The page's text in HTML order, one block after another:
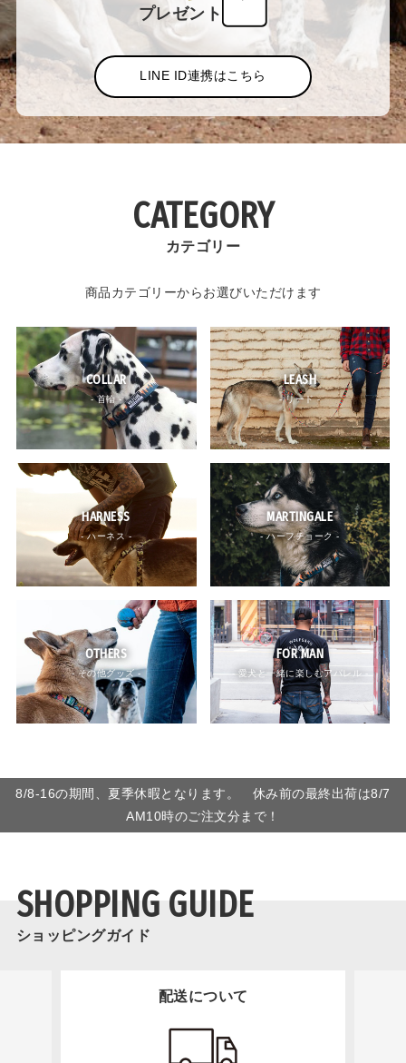
プレゼント
LINE ID連携はこちら
CATEGORY
カテゴリー
商品カテゴリーからお選びいただけます
COLLAR
- 首輪 -
LEASH
- リード -
HARNESS
- ハーネス -
MARTINGALE
- ハーフチョーク -
OTHERS
- その他グッズ -
FOR MAN
- 愛犬と一緒に楽しむアパレル -
8/8-16の期間、夏季休暇となります。 休み前の最終出荷は8/7
AM10時のご注文分まで！
SHOPPING GUIDE
ショッピングガイド
配送について